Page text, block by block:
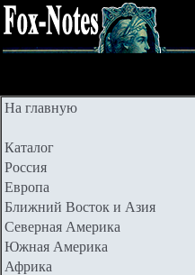
На главную
Каталог
Россия
Европа
Ближний Восток и Азия
Северная Америка
Южная Америка
Африка